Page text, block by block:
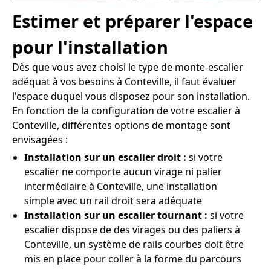
Estimer et préparer l'espace
pour l'installation
Dès que vous avez choisi le type de monte-escalier
adéquat à vos besoins à Conteville, il faut évaluer
l'espace duquel vous disposez pour son installation.
En fonction de la configuration de votre escalier à
Conteville, différentes options de montage sont
envisagées :
Installation sur un escalier droit : si votre
escalier ne comporte aucun virage ni palier
intermédiaire à Conteville, une installation
simple avec un rail droit sera adéquate
Installation sur un escalier tournant : si votre
escalier dispose de des virages ou des paliers à
Conteville, un système de rails courbes doit être
mis en place pour coller à la forme du parcours